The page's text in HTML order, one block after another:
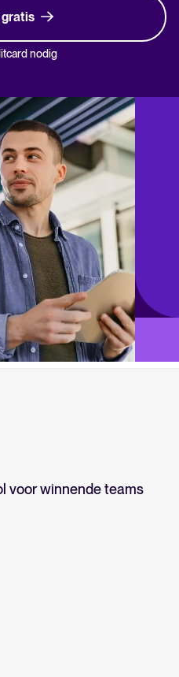
gratis
nodig
voor winnende teams